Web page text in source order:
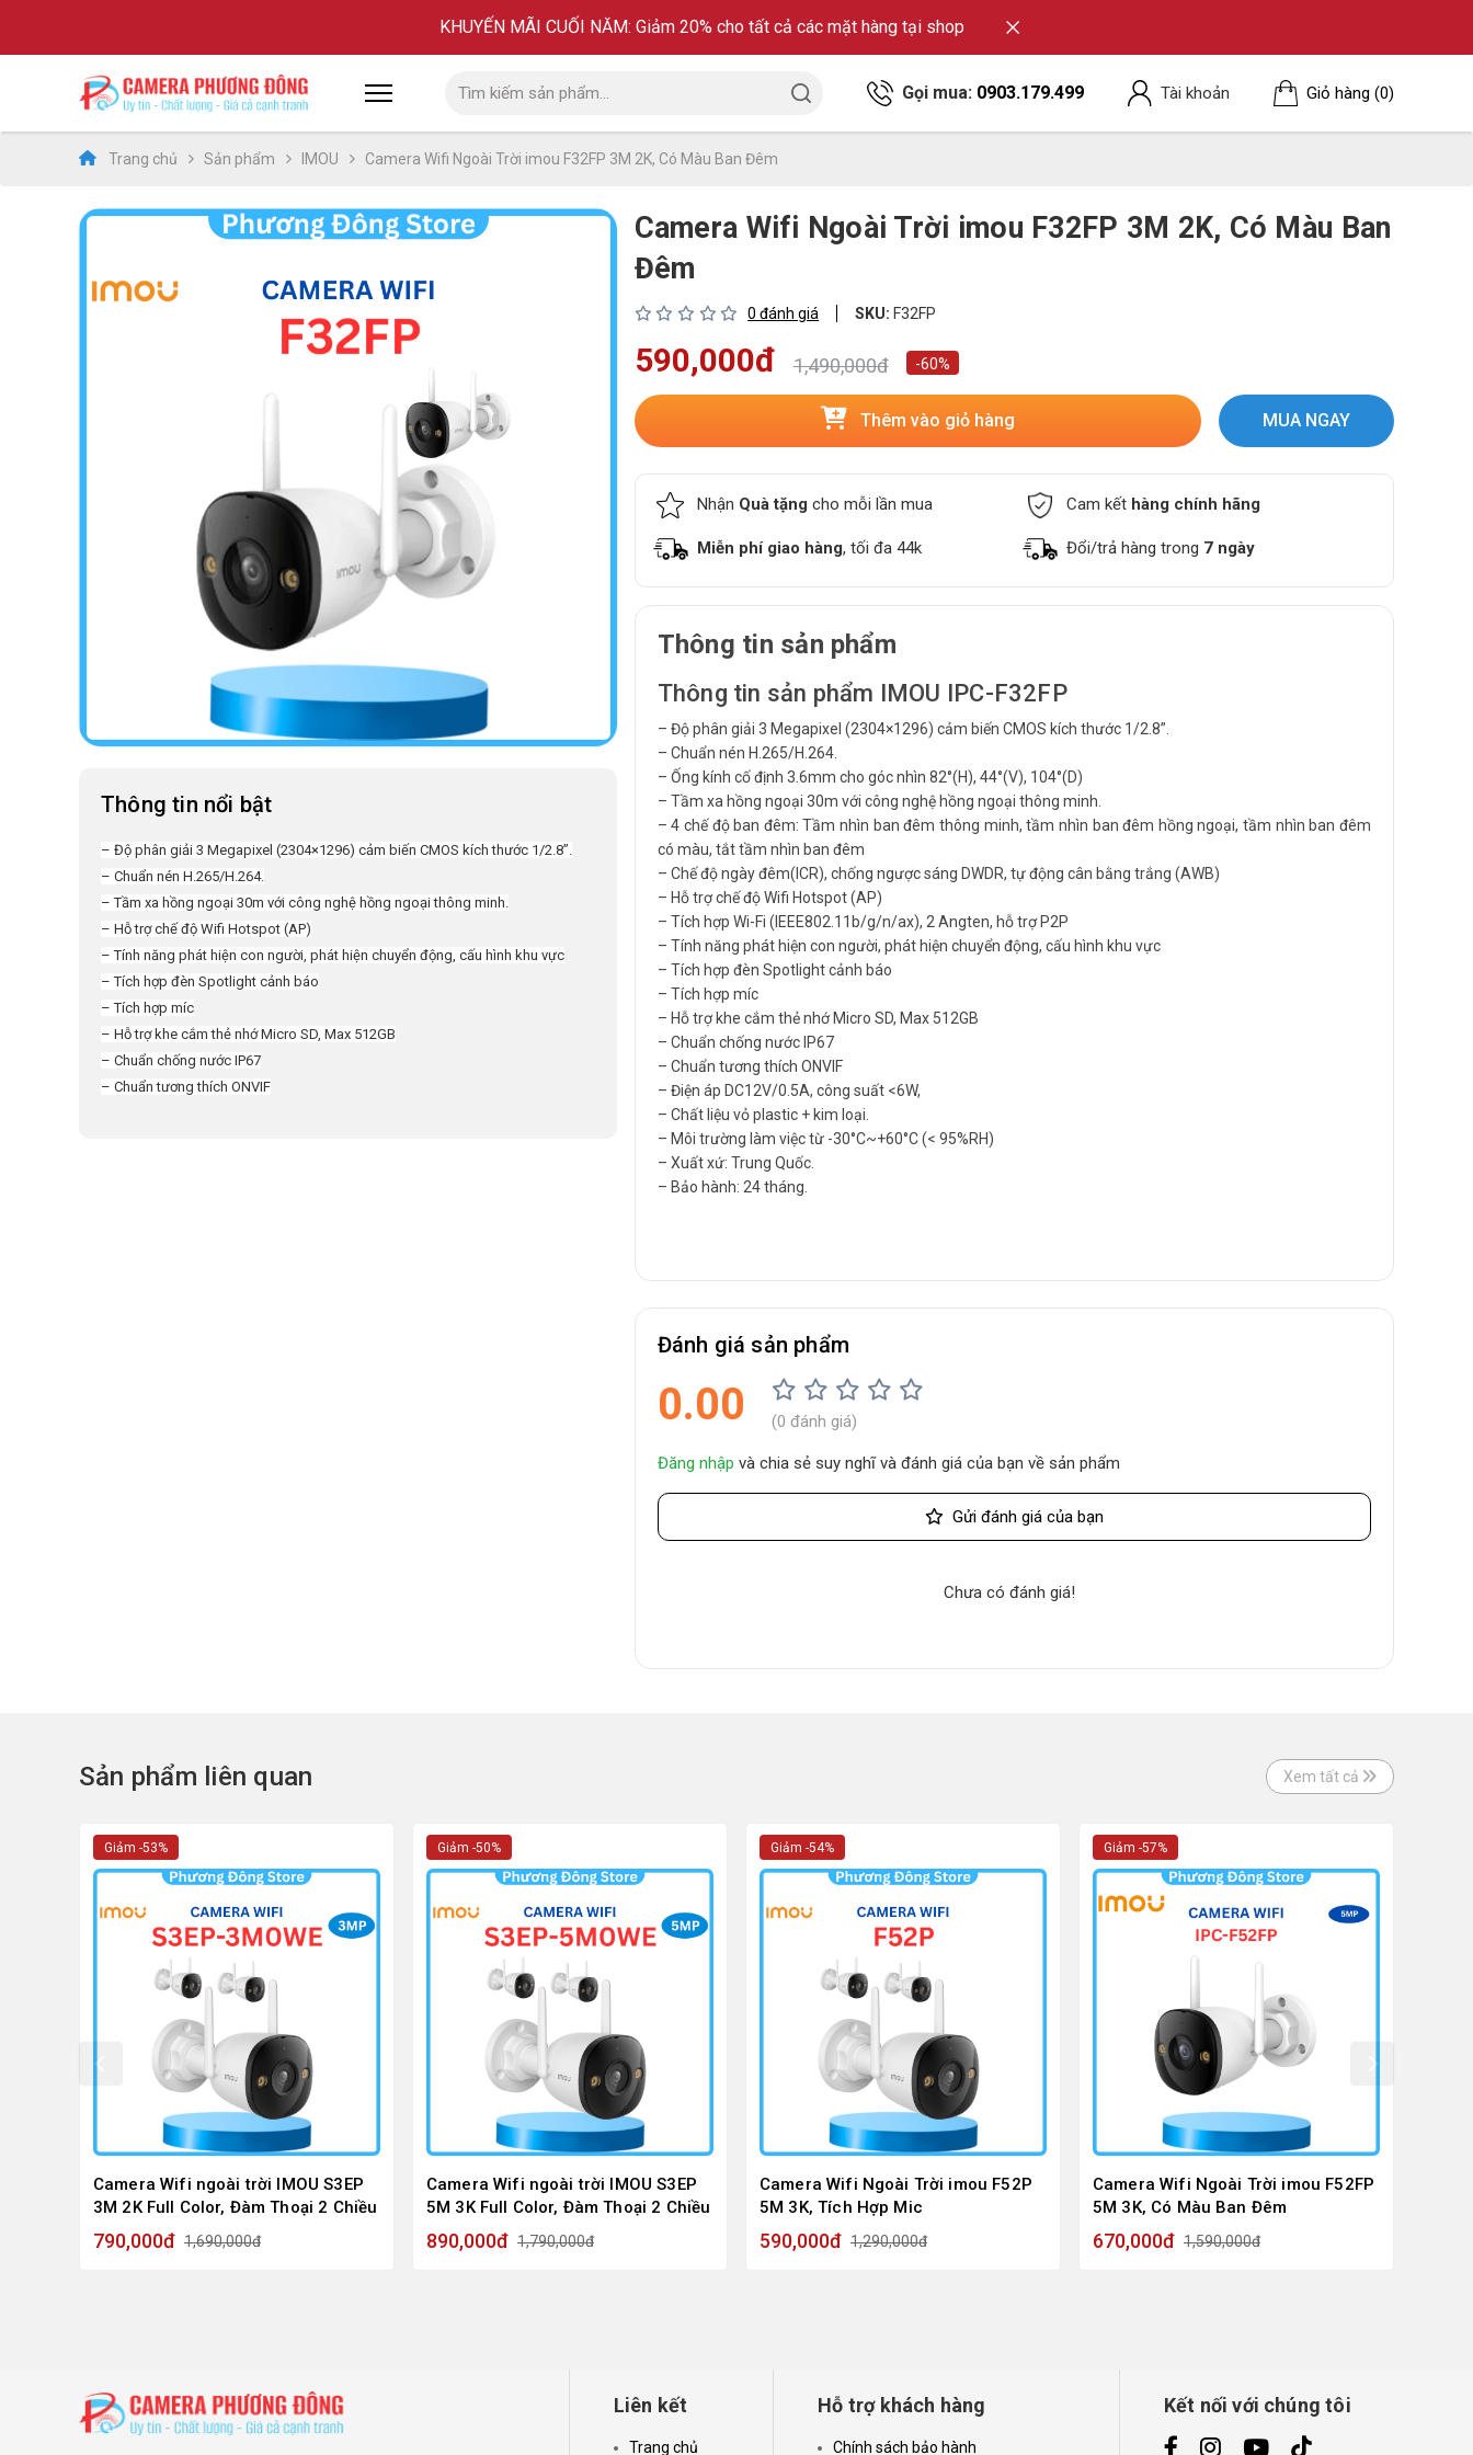
KHUYẾN MÃI CUỐI NĂM: Giảm 20% cho tất cả các mặt hàng tại shop
Gọi mua: 0903.179.499 Tài khoản Giỏ hàng (0)
Trang chủ Sản phẩm IMOU Camera Wifi Ngoài Trời imou F32FP 3M 2K, Có Màu Ban Đêm
Thông tin nổi bật
– Độ phân giải 3 Megapixel (2304×1296) cảm biến CMOS kích thước 1/2.8”.
– Chuẩn nén H.265/H.264.
– Tầm xa hồng ngoại 30m với công nghệ hồng ngoại thông minh.
– Hỗ trợ chế độ Wifi Hotspot (AP)
– Tính năng phát hiện con người, phát hiện chuyển động, cấu hình khu vực
– Tích hợp đèn Spotlight cảnh báo
– Tích hợp míc
– Hỗ trợ khe cắm thẻ nhớ Micro SD, Max 512GB
– Chuẩn chống nước IP67
– Chuẩn tương thích ONVIF
Camera Wifi Ngoài Trời imou F32FP 3M 2K, Có Màu Ban
Đêm
0 đánh giá SKU: F32FP
590,000đ 1,490,000đ -60%
Thêm vào giỏ hàng MUA NGAY
Nhận Quà tặng cho mỗi lần mua Cam kết hàng chính hãng
Miễn phí giao hàng, tối đa 44k Đổi/trả hàng trong 7 ngày
Thông tin sản phẩm
Thông tin sản phẩm IMOU IPC-F32FP
– Độ phân giải 3 Megapixel (2304×1296) cảm biến CMOS kích thước 1/2.8”.
– Chuẩn nén H.265/H.264.
– Ống kính cố định 3.6mm cho góc nhìn 82°(H), 44°(V), 104°(D)
– Tầm xa hồng ngoại 30m với công nghệ hồng ngoại thông minh.
– 4 chế độ ban đêm: Tầm nhìn ban đêm thông minh, tầm nhìn ban đêm hồng ngoại, tầm nhìn ban đêm
có màu, tắt tầm nhìn ban đêm
– Chế độ ngày đêm(ICR), chống ngược sáng DWDR, tự động cân bằng trắng (AWB)
– Hỗ trợ chế độ Wifi Hotspot (AP)
– Tích hợp Wi-Fi (IEEE802.11b/g/n/ax), 2 Angten, hỗ trợ P2P
– Tính năng phát hiện con người, phát hiện chuyển động, cấu hình khu vực
– Tích hợp đèn Spotlight cảnh báo
– Tích hợp míc
– Hỗ trợ khe cắm thẻ nhớ Micro SD, Max 512GB
– Chuẩn chống nước IP67
– Chuẩn tương thích ONVIF
– Điện áp DC12V/0.5A, công suất <6W,
– Chất liệu vỏ plastic + kim loại.
– Môi trường làm việc từ -30°C~+60°C (< 95%RH)
– Xuất xứ: Trung Quốc.
– Bảo hành: 24 tháng.
Đánh giá sản phẩm
0.00 (0 đánh giá)
Đăng nhập và chia sẻ suy nghĩ và đánh giá của bạn về sản phẩm
Gửi đánh giá của bạn
Chưa có đánh giá!
Sản phẩm liên quan
Giảm -53%
Camera Wifi ngoài trời IMOU S3EP
3M 2K Full Color, Đàm Thoại 2 Chiều
790,000đ 1,690,000đ
Giảm -50%
Camera Wifi ngoài trời IMOU S3EP
5M 3K Full Color, Đàm Thoại 2 Chiều
890,000đ 1,790,000đ
Giảm -54%
Camera Wifi Ngoài Trời imou F52P
5M 3K, Tích Hợp Mic
590,000đ 1,290,000đ
Giảm -57%
Camera Wifi Ngoài Trời imou F52FP
5M 3K, Có Màu Ban Đêm
670,000đ 1,590,000đ
Xem tất cả
Liên kết
Trang chủ
Hỗ trợ khách hàng
Chính sách bảo hành
Kết nối với chúng tôi